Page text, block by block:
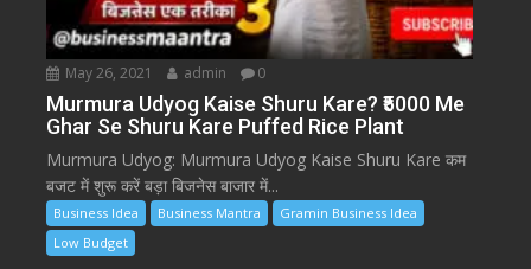
May 26, 2021 admin 0
Murmura Udyog Kaise Shuru Kare? ₹5000 Me
Ghar Se Shuru Kare Puffed Rice Plant
Murmura Udyog: Murmura Udyog Kaise Shuru Kare कम
बजट में शुरू करें बड़ा बिजनेस बाजार में...
Business Idea Business Mantra
Gramin Business Idea
Low Budget